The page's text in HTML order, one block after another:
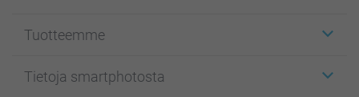
Tuotteemme
Kuvakortit
Tietoja smartphotosta